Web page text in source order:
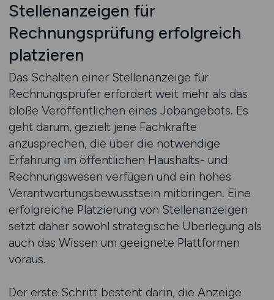
Stellenanzeigen für
Rechnungsprüfung erfolgreich
platzieren
Das Schalten einer Stellenanzeige für
Rechnungsprüfer erfordert weit mehr als das
bloße Veröffentlichen eines Jobangebots. Es
geht darum, gezielt jene Fachkräfte
anzusprechen, die über die notwendige
Erfahrung im öffentlichen Haushalts- und
Rechnungswesen verfügen und ein hohes
Verantwortungsbewusstsein mitbringen. Eine
erfolgreiche Platzierung von Stellenanzeigen
setzt daher sowohl strategische Überlegung als
auch das Wissen um geeignete Plattformen
voraus.
Der erste Schritt besteht darin, die Anzeige